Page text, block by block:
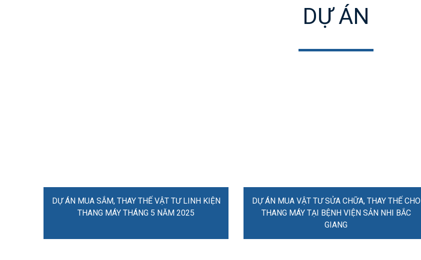
DỰ ÁN
DỰ ÁN MUA SẮM, THAY THẾ VẬT TƯ LINH KIỆN
THANG MÁY THÁNG 5 NĂM 2025
DỰ ÁN MUA VẬT TƯ SỬA CHỮA, THAY THẾ CHO
THANG MÁY TẠI BỆNH VIỆN SẢN NHI BẮC
GIANG